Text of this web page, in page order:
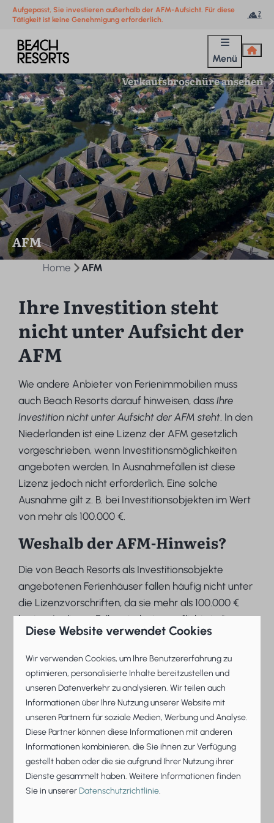
Aufgepasst, Sie investieren außerhalb der AFM-Aufsicht. Für diese
Tätigkeit ist keine Genehmigung erforderlich.
Menü
AFM
Verkaufsbroschüre ansehen
Home AFM
Ihre Investition steht
nicht unter Aufsicht der
AFM
Wie andere Anbieter von Ferienimmobilien muss
auch Beach Resorts darauf hinweisen, dassIhre
Investition nicht unter Aufsicht der AFM steht . In den
Niederlanden ist eine Lizenz der AFM gesetzlich
vorgeschrieben, wenn Investitionsmöglichkeiten
angeboten werden. In Ausnahmefällen ist diese
Lizenz jedoch nicht erforderlich. Eine solche
Ausnahme gilt z. B. bei Investitionsobjekten im Wert
von mehr als 100.000 €.
Weshalb der AFM-Hinweis?
Die von Beach Resorts als Investitionsobjekte
angebotenen Ferienhäuser fallen häufig nicht unter
die Lizenzvorschriften, da sie mehr als 100.000 €
kosten. In diesen Fällen sind wir verpflichtet, diesen
Text in unserer Werbung anzuzeigen.
Weitere Informationen von der AFM zum Text der
Ausnahmeregelung finden Sie hier.
Wofür steht AFM?
AFM ist die Abkürzung fürAutoriteit Financiële
Markten(Niederländische Aufsichtsbehörde für die
Finanzmärkte). Die AFM überwacht die
Finanzmärkte, darunter Spareinlagen, Investitionen,
Versicherungen und Darlehen. Die Autoriteit
Diese Website verwendet Cookies
Wir verwenden Cookies, um Ihre Benutzererfahrung zu
optimieren, personalisierte Inhalte bereitzustellen und
unseren Datenverkehr zu analysieren. Wir teilen auch
Informationen über Ihre Nutzung unserer Website mit
unseren Partnern für soziale Medien, Werbung und Analyse.
Diese Partner können diese Informationen mit anderen
Informationen kombinieren, die Sie ihnen zur Verfügung
gestellt haben oder die sie aufgrund Ihrer Nutzung ihrer
Dienste gesammelt haben. Weitere Informationen finden
Sie in unsererDatenschutzrichtlinie.